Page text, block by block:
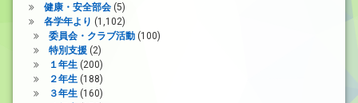
健康・安全部会(5)
各学年より (1,102)
委員会・クラブ活動(100)
特別支援(2)
１年生(200)
２年生(188)
３年生(160)